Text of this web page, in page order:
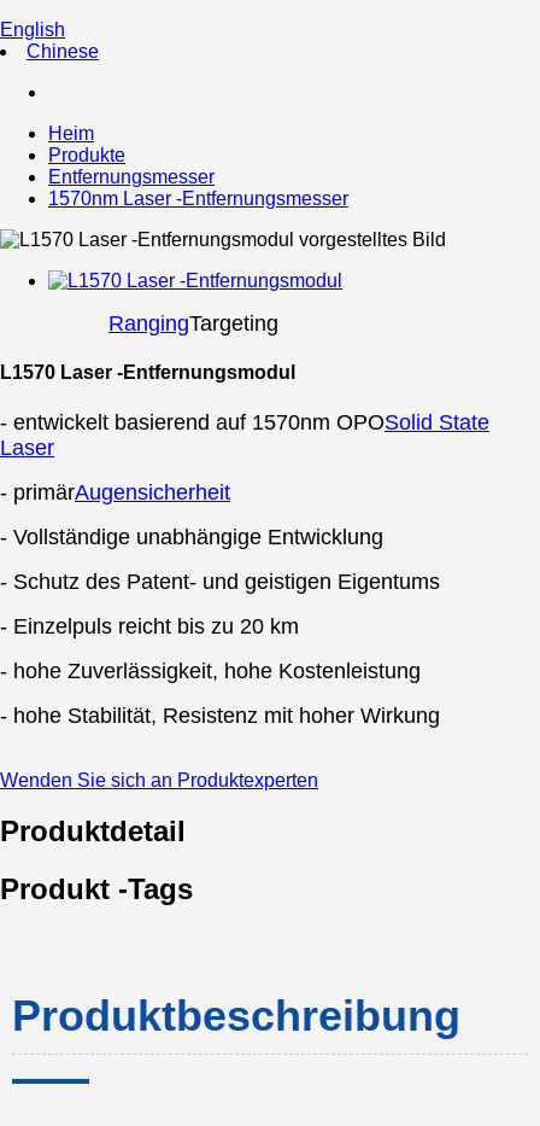
English
Chinese
Heim
Produkte
Entfernungsmesser
1570nm Laser -Entfernungsmesser
RangingTargeting
L1570 Laser -Entfernungsmodul
- entwickelt basierend auf 1570nm OPOSolid State
Laser
- primärAugensicherheit
- Vollständige unabhängige Entwicklung
- Schutz des Patent- und geistigen Eigentums
- Einzelpuls reicht bis zu 20 km
- hohe Zuverlässigkeit, hohe Kostenleistung
- hohe Stabilität, Resistenz mit hoher Wirkung
Wenden Sie sich an Produktexperten
Produktdetail
Produkt -Tags
Produktbeschreibung